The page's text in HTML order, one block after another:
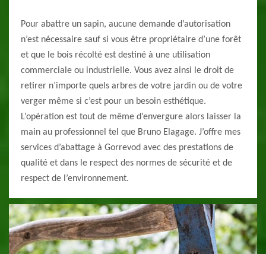
Pour abattre un sapin, aucune demande d’autorisation
n’est nécessaire sauf si vous être propriétaire d’une forêt
et que le bois récolté est destiné à une utilisation
commerciale ou industrielle. Vous avez ainsi le droit de
retirer n’importe quels arbres de votre jardin ou de votre
verger même si c’est pour un besoin esthétique.
L’opération est tout de même d’envergure alors laisser la
main au professionnel tel que Bruno Elagage. J’offre mes
services d’abattage à Gorrevod avec des prestations de
qualité et dans le respect des normes de sécurité et de
respect de l’environnement.